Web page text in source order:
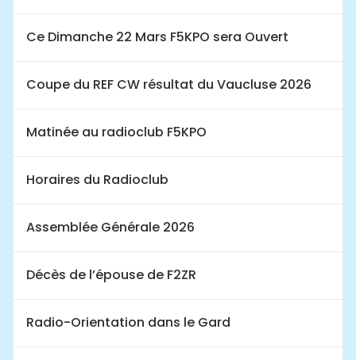
Ce Dimanche 22 Mars F5KPO sera Ouvert
Coupe du REF CW résultat du Vaucluse 2026
Matinée au radioclub F5KPO
Horaires du Radioclub
Assemblée Générale 2026
Décès de l’épouse de F2ZR
Radio-Orientation dans le Gard